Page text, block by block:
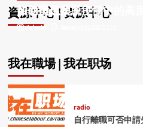
資源中心 | 资源中心
如何留住员工
Admin
帮助员工摆脱疫情中的高度
Admin
我在職場 | 我在职场
2
radio
為何需要組織工會